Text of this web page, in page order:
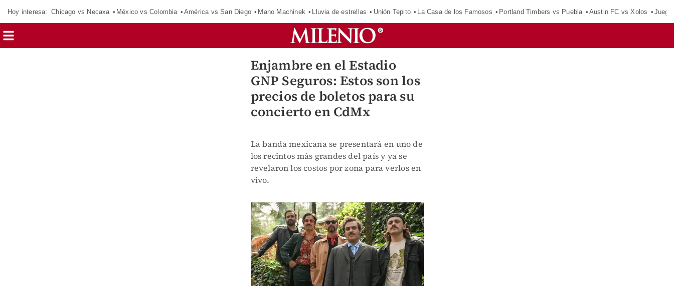
Hoy interesa: Chicago vs Necaxa México vs Colombia América vs San Diego Mano Machinek Lluvia de estrellas Unión Tepito La Casa de los Famosos Portland Timbers vs Puebla Austin FC vs Xolos
Enjambre en el Estadio
GNP Seguros: Estos son los
precios de boletos para su
concierto en CdMx
La banda mexicana se presentará en uno de
los recintos más grandes del país y ya se
revelaron los costos por zona para verlos en
vivo.